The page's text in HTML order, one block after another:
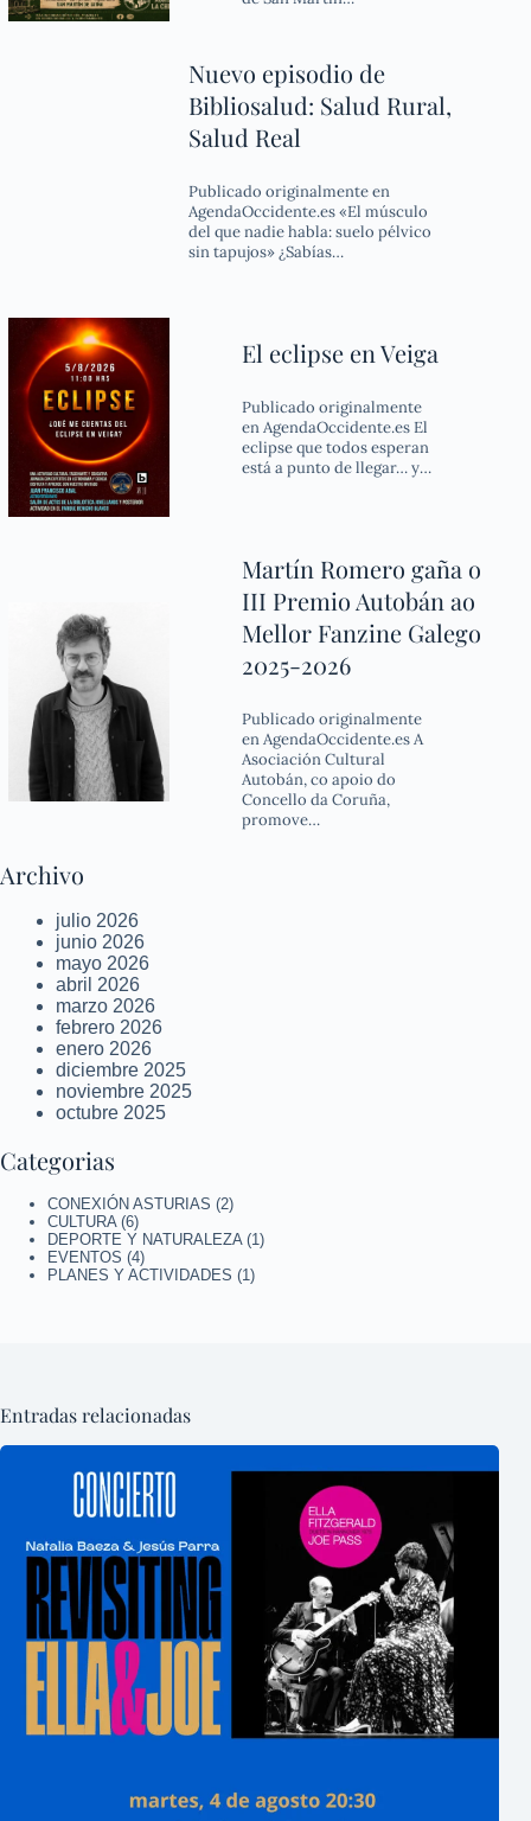
Nuevo episodio de
Bibliosalud: Salud Rural,
Salud Real
Publicado originalmente en
AgendaOccidente.es «El músculo
del que nadie habla: suelo pélvico
sin tapujos» ¿Sabías…
El eclipse en Veiga
Publicado originalmente
en AgendaOccidente.es El
eclipse que todos esperan
está a punto de llegar… y…
Martín Romero gaña o
III Premio Autobán ao
Mellor Fanzine Galego
2025-2026
Publicado originalmente
en AgendaOccidente.es A
Asociación Cultural
Autobán, co apoio do
Concello da Coruña,
promove…
Archivo
julio 2026
junio 2026
mayo 2026
abril 2026
marzo 2026
febrero 2026
enero 2026
diciembre 2025
noviembre 2025
octubre 2025
Categorias
CONEXIÓN ASTURIAS (2)
CULTURA(6)
DEPORTE Y NATURALEZA(1)
EVENTOS (4)
PLANES Y ACTIVIDADES (1)
Entradas relacionadas